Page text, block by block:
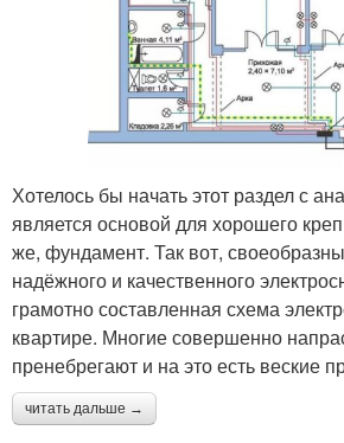
Хотелось бы начать этот раздел с
является основой для хорошего
же, фундамент. Так вот,
надёжного и качественного
грамотно составленная схема
квартире. Многие совершенно
пренебрегают и на это есть веские
читать дальше →